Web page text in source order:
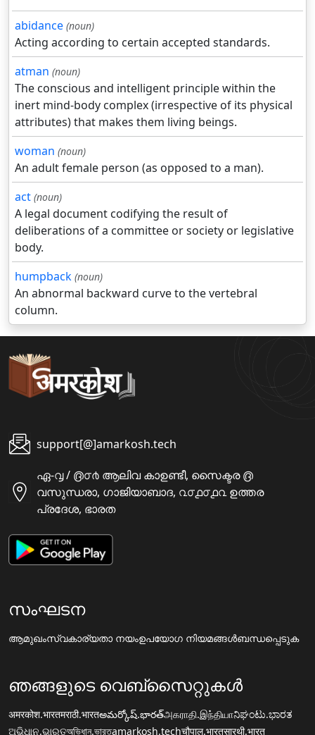
abidance (noun)
Acting according to certain accepted standards.
atman (noun)
The conscious and intelligent principle within the
inert mind-body complex (irrespective of its physical
attributes) that makes them living beings.
woman (noun)
An adult female person (as opposed to a man).
act (noun)
A legal document codifying the result of
deliberations of a committee or society or legislative
body.
humpback (noun)
An abnormal backward curve to the vertebral
column.
support[@]amarkosh.tech
ഏ-൮ / ൫൦൪ ആലിവ കാഉണ്ടീ, സൈക്ടര ൫
വസുന്ധരാ, ഗാജിയാബാദ, ൨൦൧൦൧൨ ഉത്തര
പ്രദേശ, ഭാരത
സംഘടന
ആമുഖംസ്വകാര്യതാ നയംഉപയോഗ നിയമങ്ങൾബന്ധപ്പെടുക
ഞങ്ങളുടെ വെബ്സൈറ്റുകൾ
अमरकोश.भारतमराठी.भारतఅమర్కోష్.భారత్அகராதி.இந்தியாನಿಘಂಟು.ಭಾರತ
ଅଭିଧାନ.ଭାରତঅভিধান.ভারতamarkosh.techचौपाल.भारतसारथी.भारत